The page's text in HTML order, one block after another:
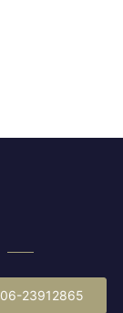
06-23912865